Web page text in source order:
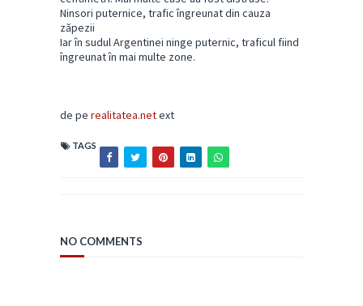
Ninsori puternice, trafic îngreunat din cauza
zăpezii
Iar în sudul Argentinei ninge puternic, traficul fiind
îngreunat în mai multe zone.
de pe realitatea.netext
TAGS
NO COMMENTS